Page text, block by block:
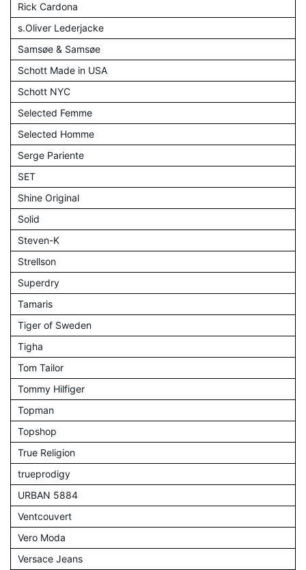
Rick Cardona
s.Oliver Lederjacke
Samsøe & Samsøe
Schott Made in USA
Schott NYC
Selected Femme
Selected Homme
Serge Pariente
SET
Shine Original
Solid
Steven-K
Strellson
Superdry
Tamaris
Tiger of Sweden
Tigha
Tom Tailor
Tommy Hilfiger
Topman
Topshop
True Religion
trueprodigy
URBAN 5884
Ventcouvert
Vero Moda
Versace Jeans